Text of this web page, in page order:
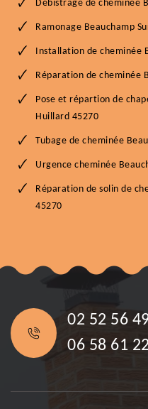
Débistrage de cheminée
Ramonage Beauchamp
Installation de cheminée
Réparation de cheminée
Pose et répartion de
Huillard 45270
Tubage de cheminée
Urgence cheminée
Réparation de solin de
45270
02 52 56
06 58 61